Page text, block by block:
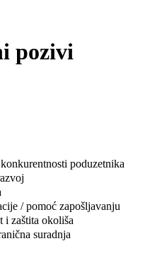
pozivi
poduzetnika
/ pomoć zapošljavanju
i zaštita okoliša
suradnja